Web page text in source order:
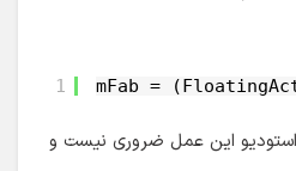
1 mFab =
این عمل ضروری نیست و